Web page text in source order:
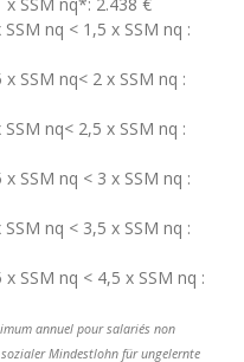
nq < 1,5 x SSM nq :
SSM nq< 2 x SSM nq :
nq< 2,5 x SSM nq :
SSM nq < 3 x SSM nq :
nq < 3,5 x SSM nq :
SSM nq < 4,5 x SSM nq :
annuel pour salariés non
sozialer Mindestlohn fürungelernte